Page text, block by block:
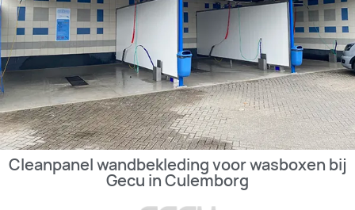
Cleanpanel wandbekleding voor wasboxen bij
Gecu in Culemborg